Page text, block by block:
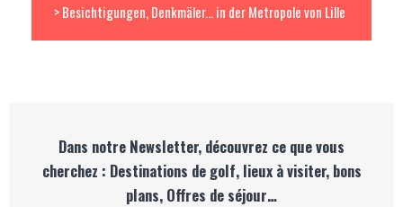
> Besichtigungen, Denkmäler... in der Metropole von Lille
Dans notre Newsletter, découvrez ce que vous
cherchez : Destinations de golf, lieux à visiter, bons
plans, Offres de séjour…